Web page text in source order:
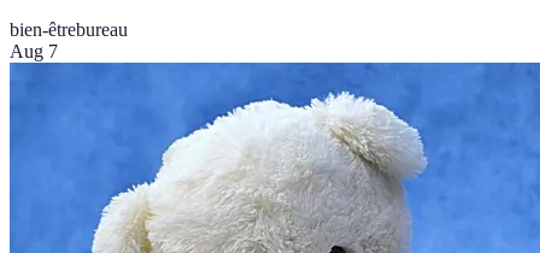
bien-êtrebureau
Aug 7